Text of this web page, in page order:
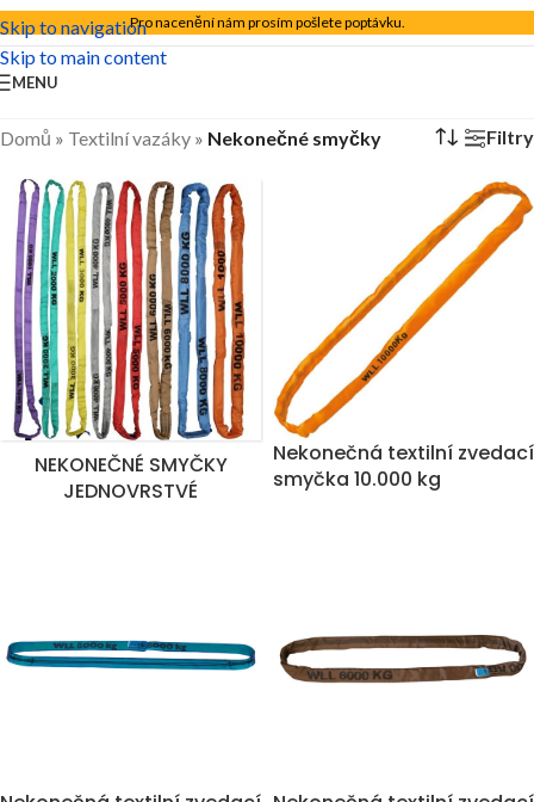
Skip to navigation
Skip to main content
Pro nacenění nám prosím pošlete poptávku.
MENU
Domů » Textilní vazáky » Nekonečné smyčky Filtry
NEKONEČNÉ SMYČKY
JEDNOVRSTVÉ
Nekonečná textilní zvedací
smyčka 10.000 kg